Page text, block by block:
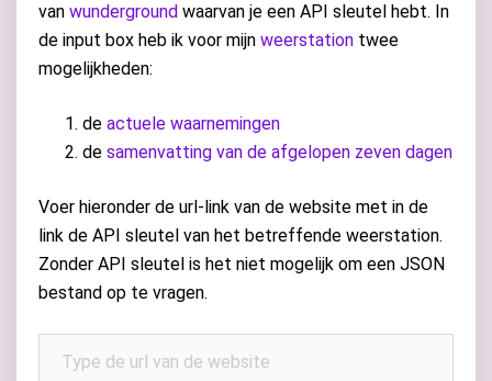
van wunderground waarvan je een API sleutel hebt. In
de input box heb ik voor mijn weerstation twee
mogelijkheden:
de actuele waarnemingen
de samenvatting van de afgelopen zeven dagen
Voer hieronder de url-link van de website met in de
link de API sleutel van het betreffende weerstation.
Zonder API sleutel is het niet mogelijk om een JSON
bestand op te vragen.